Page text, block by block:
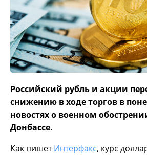
Российский рубль и акции
снижению в ходе торгов в
новостях о военном
Донбассе.
Как пишетИнтерфакс, курс